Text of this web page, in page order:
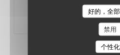
好的，全
禁用
个性化